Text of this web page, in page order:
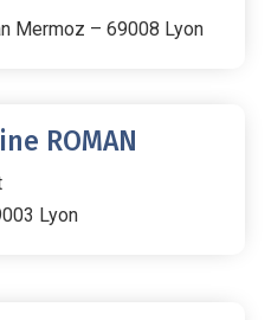
Mermoz – 69008 Lyon
ROMAN
Lyon